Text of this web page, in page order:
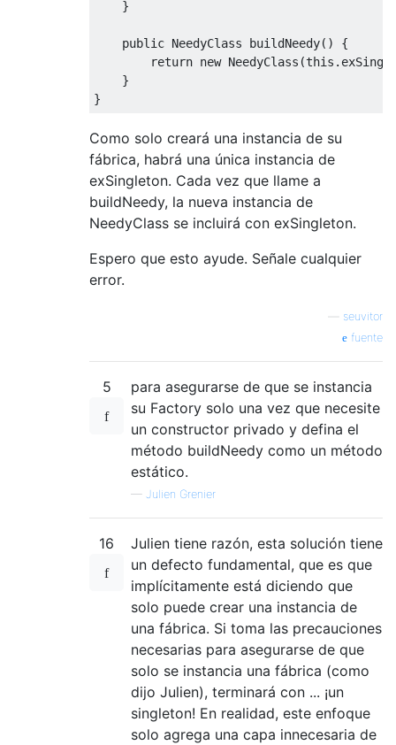
    }
    public NeedyClass buildNeedy() {
return new
    }
Como solo creará una instancia de su
fábrica, habrá una única instancia de
exSingleton. Cada vez que llame a
buildNeedy, la nueva instancia de
NeedyClass se incluirá con exSingleton.
Espero que esto ayude. Señale cualquier
error.
seuvitor
fuente
5
para asegurarse de que se instancia
su Factory solo una vez que necesite
un constructor privado y defina el
método buildNeedy como un método
estático.
— Julien Grenier
16
Julien tiene razón, esta solución tiene
un defecto fundamental, que es que
implícitamente está diciendo que
solo puede crear una instancia de
una fábrica. Si toma las precauciones
necesarias para asegurarse de que
solo se instancia una fábrica (como
dijo Julien), terminará con ... ¡un
singleton! En realidad, este enfoque
solo agrega una capa innecesaria de